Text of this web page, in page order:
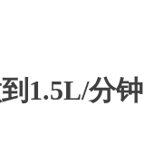
1.5L/分钟